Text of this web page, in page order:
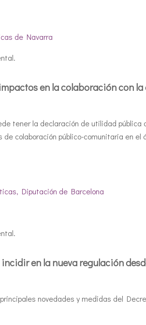
de Navarra
en la colaboración con
tener la declaración de utilidad
colaboración público-comunitaria en
Diputación de Barcelona
en la nueva regulación
novedades y medidas del